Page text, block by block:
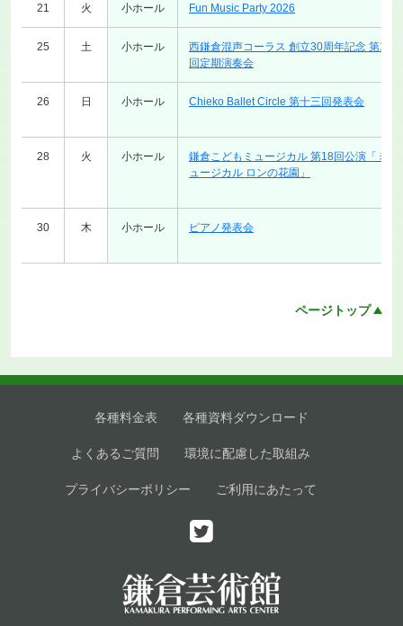
21 火 小ホール Fun Music Party 2026
25 土 小ホール
西鎌倉混声コーラス 創立30周年記念 第14
回定期演奏会
26 日 小ホール Chieko Ballet Circle 第十三回発表会
28 火 小ホール
鎌倉こどもミュージカル 第18回公演「ミ
ュージカル ロンの花園」
30 木 小ホール ピアノ発表会
ページトップ
各種料金表 各種資料ダウンロード
よくあるご質問 環境に配慮した取組み
プライバシーポリシー ご利用にあたって